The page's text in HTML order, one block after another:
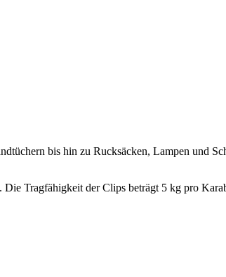
bis hin zu Rucksäcken, Lampen und
Die Tragfähigkeit der Clips beträgt 5 kg pro